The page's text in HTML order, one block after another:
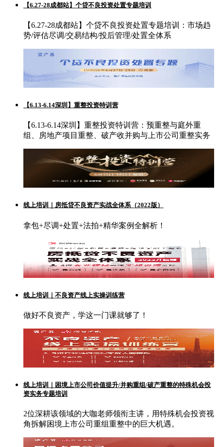
【6.27-28成都站】个贷不良投资处置专题培训
【6.27-28成都站】个贷不良投资处置专题培训：市场趋
势/评估尽调/交易结构/投后管理/处置全体系
【6.13-6.14深圳】重整投资特训营
【6.13-6.14深圳】重整投资特训营：预重整与庭外重
组、房地产项目重整、破产收并购与上市公司重整实务
线上培训｜房抵贷不良资产实战全体系（2022版）
拿包+尽调+处置+法拍+精华案例全解析！
线上培训｜不良资产线上实操训练营
做好不良资产，学这一门课就够了！
线上培训｜困境上市公司价值提升/并购重组/破产重整的特殊机会投
资实务专题培训
2位深耕该领域的大咖老师领衔主讲，用特殊机会投资视
角拆解困境上市公司重组重整中的巨大机遇。